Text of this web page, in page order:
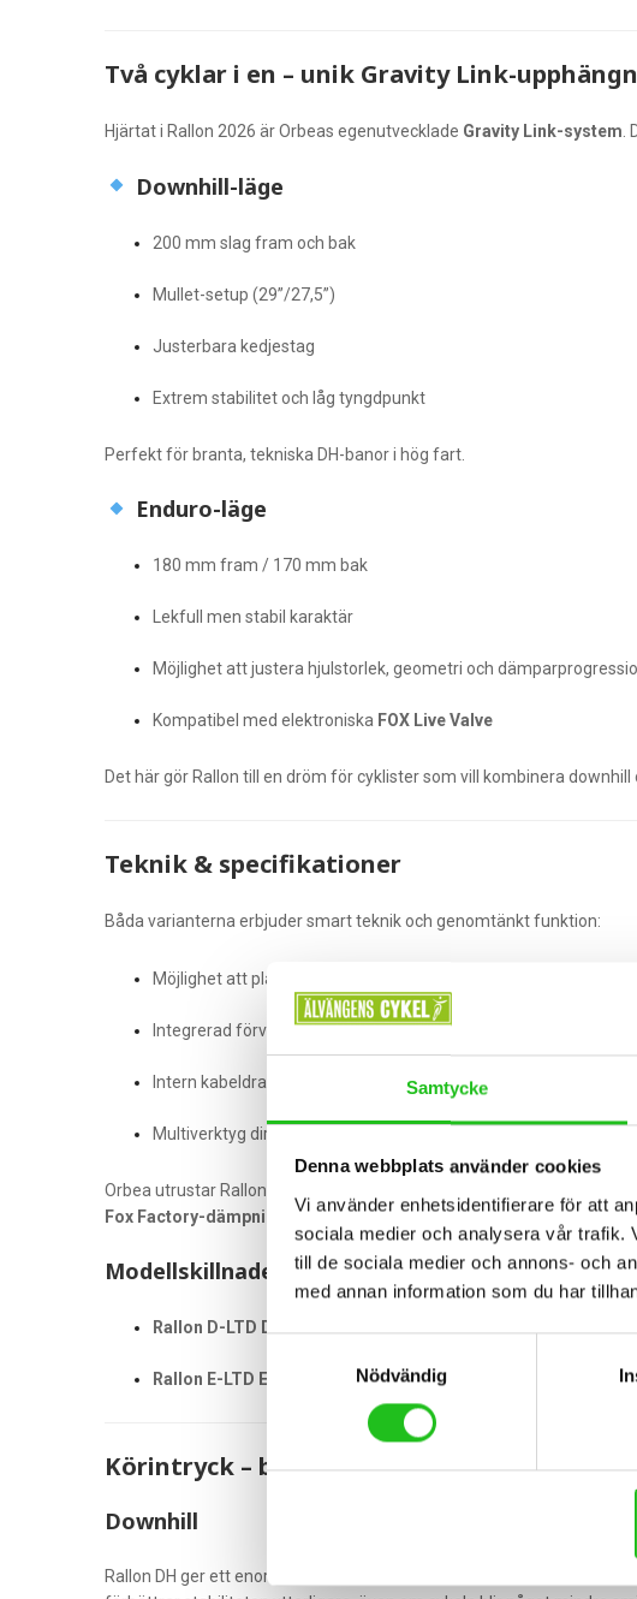
Samtycke
Denna webbplats använder cookies
Vi använder enhetsidentifierare för att
sociala medier och analysera vår trafik.
till de sociala medier och annons- och
med annan information som du har
Nödvändig
Två cyklar i en – unik Gravity Link-
Hjärtat i Rallon 2026 är Orbeas egenutvecklade Gravity Link-system.
Downhill-läge
200 mm slag fram och bak
Mullet-setup (29”/27,5”)
Justerbara kedjestag
Extrem stabilitet och låg tyngdpunkt
Perfekt för branta, tekniska DH-banor i hög fart.
Enduro-läge
180 mm fram / 170 mm bak
Lekfull men stabil karaktär
Möjlighet att justera hjulstorlek, geometri och
Kompatibel med elektroniska FOX Live Valve
Det här gör Rallon till en dröm för cyklister som vill kombinera downhill
Teknik & specifikationer
Båda varianterna erbjuder smart teknik och genomtänkt funktion:
Möjlighet att placera extra vikter låg i ramen för ännu bättre
Integrerad förvaring i ramen
Intern kabeldragning
Multiverktyg direkt i ramen
Orbea utrustar Rallon med komponenter i toppklass:
Fox Factory-dämpning, Shimano-bromsar, MAXXIS-däck och
Modellskillnader
Rallon D-LTD DH
Rallon E-LTD Enduro – Fox 38 Factory, SRAM X0 AXS
Körintryck – både DH och Enduro
Downhill
Rallon DH ger ett enormt självförtroende direkt. Den låga